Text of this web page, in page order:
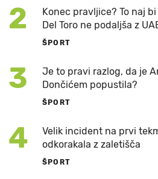
2
Konec pravljice? To naj
Del Toro ne podaljša z
ŠPORT
3
Je to pravi razlog, da je
Dončićem popustila?
ŠPORT
4
Velik incident na prvi
odkorakala z zaletišča
ŠPORT